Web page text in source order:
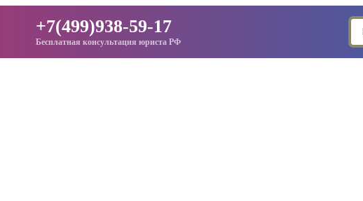
+7(499)938-59-17
Бесплатная консультация юриста РФ